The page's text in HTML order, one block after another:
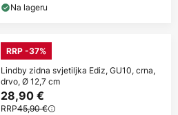
Na lageru
RRP -37%
Lindby zidna svjetiljka Ediz, GU10, crna,
drvo, Ø 12,7 cm
28,90 €
RRP45,90 €